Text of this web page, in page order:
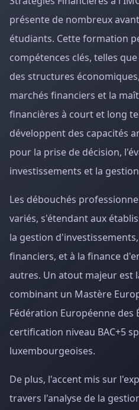
présente de nombreux
étudiants. Cette formation
compétences clés, telles
des structures
marchés financiers et la
financières à court et long
développent des capacités
pour la prise de décision,
investissements et la
Les débouchés
variés, s'étendant aux
la gestion
financiers, et à la finance
autres. Un atout majeur est
combinant un Mastère
Fédération Européenne des
certification niveau BAC+5
luxembourgeoises.
De plus, l'accent mis sur
travers l'analyse de la